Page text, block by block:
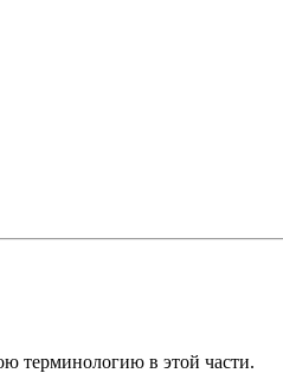
терминологию в этой части.